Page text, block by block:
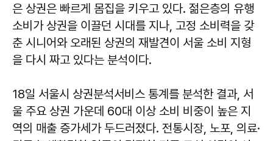
은 상권은 빠르게 몸집을 키우고 있다. 젊은층의 유행
소비가 상권을 이끌던 시대를 지나, 고정 소비력을 갖
춘 시니어와 오래된 상권의 재발견이 서울 소비 지형
을 다시 짜고 있다는 분석이다.
18일 서울시 상권분석서비스 통계를 분석한 결과, 서
울 주요 상권 가운데 60대 이상 소비 비중이 높은 지
역의 매출 증가세가 두드러졌다. 전통시장, 노포, 의료·